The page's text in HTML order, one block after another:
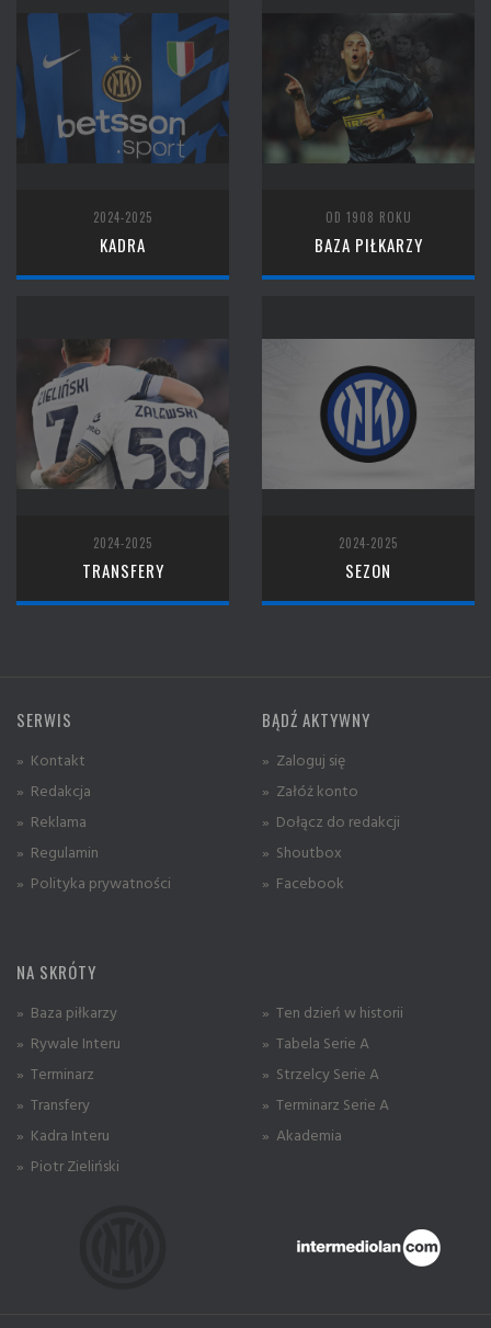
2024-2025
KADRA
OD 1908 ROKU
BAZA PIŁKARZY
2024-2025
TRANSFERY
2024-2025
SEZON
SERWIS
» Kontakt
» Redakcja
» Reklama
» Regulamin
» Polityka prywatności
BĄDŹ AKTYWNY
» Zaloguj się
» Załóż konto
» Dołącz do redakcji
» Shoutbox
» Facebook
NA SKRÓTY
» Baza piłkarzy
» Rywale Interu
» Terminarz
» Transfery
» Kadra Interu
» Piotr Zieliński
» Ten dzień w historii
» Tabela Serie A
» Strzelcy Serie A
» Terminarz Serie A
» Akademia